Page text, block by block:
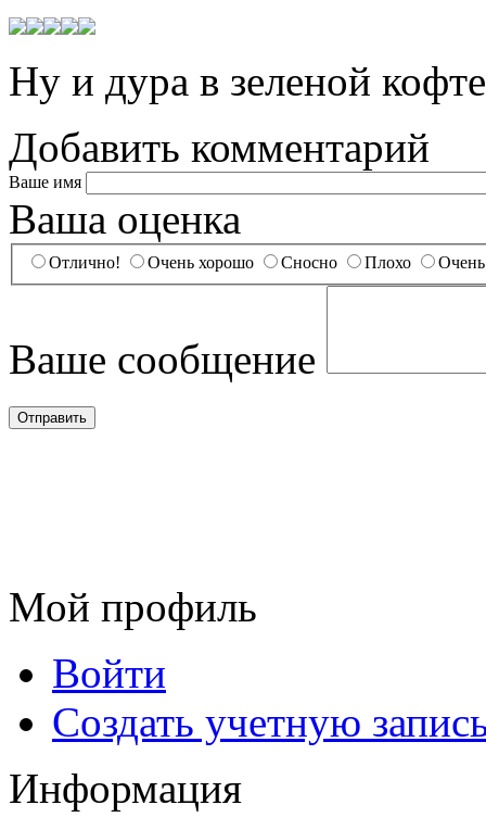
Ну и дура в зеленой
Добавить комментарий
Ваше имя
Ваша оценка
Отлично! Очень хорошо Сносно Плохо
Ваше сообщение
Мой профиль
Войти
Создать учетную
Информация